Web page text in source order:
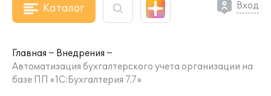
Каталог Вход
Главная
Внедрения
Автоматизация бухгалтерского учета организации на
базе ПП «1С:Бухгалтерия 7.7»